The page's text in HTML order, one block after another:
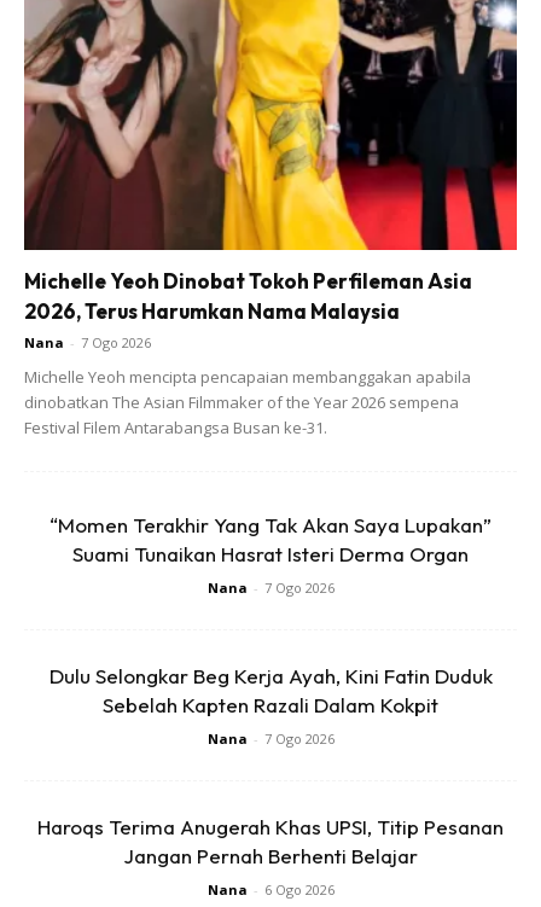
dan selawat banyak-banyak serta buat aktiviti yang saya
suka,” katanya sambil menyeka air mata.
Nur Ain Najwa Mohd Ilias merupakan antara pelajar yang
Ads
Michelle Yeoh Dinobat Tokoh Perfileman Asia
2026, Terus Harumkan Nama Malaysia
Nana - 7 Ogo 2026
Michelle Yeoh mencipta pencapaian membanggakan apabila
dinobatkan The Asian Filmmaker of the Year 2026 sempena
Festival Filem Antarabangsa Busan ke-31.
“Momen Terakhir Yang Tak Akan Saya Lupakan”
Suami Tunaikan Hasrat Isteri Derma Organ
Nana - 7 Ogo 2026
Dulu Selongkar Beg Kerja Ayah, Kini Fatin Duduk
Sebelah Kapten Razali Dalam Kokpit
Nana - 7 Ogo 2026
Haroqs Terima Anugerah Khas UPSI, Titip Pesanan
Jangan Pernah Berhenti Belajar
Nana - 6 Ogo 2026